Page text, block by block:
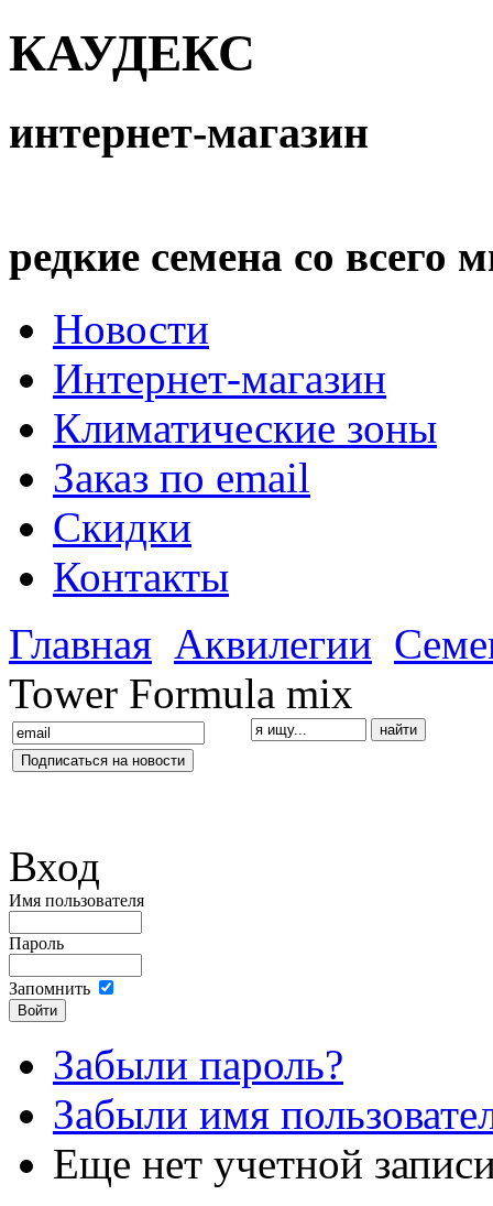
КАУДЕКС
интернет-магазин
редкие семена со всего
Новости
Интернет-магазин
Климатические зоны
Заказ по email
Скидки
Контакты
Главная Аквилегии
Tower Formula mix
Вход
Имя пользователя
Пароль
Запомнить
Забыли пароль?
Забыли имя
Еще нет учетной